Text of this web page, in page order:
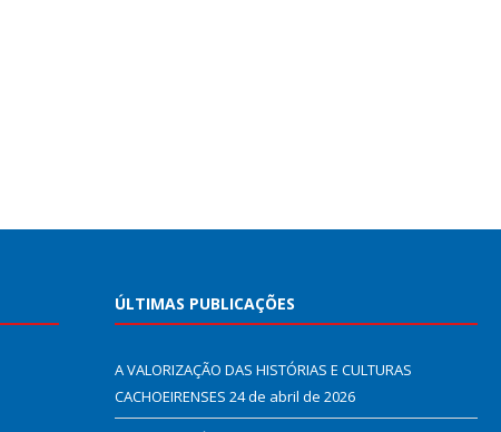
ÚLTIMAS PUBLICAÇÕES
A VALORIZAÇÃO DAS HISTÓRIAS E CULTURAS
CACHOEIRENSES 24 de abril de 2026